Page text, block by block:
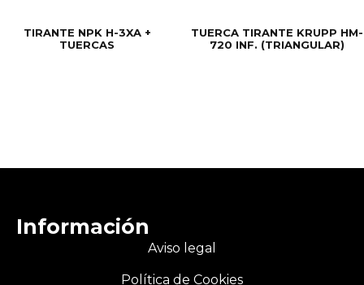
TIRANTE NPK H-3XA +
TUERCAS
TUERCA TIRANTE KRUPP HM-
720 INF. (TRIANGULAR)
Información
Aviso legal
Política de Cookies